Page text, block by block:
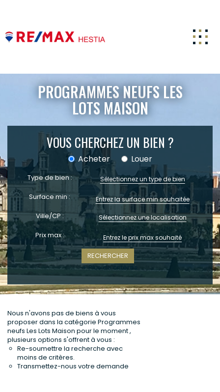
ACCUEIL
ACHETER
ESTIMATION
LOUER
FAIRE GÉRER
CARRIERE
NOTRE AGENCE
ACTUALITÉS
CONTACT
PROGRAMMES NEUFS LES
LOTS MAISON
VOUS CHERCHEZ UN BIEN ?
Acheter Louer
Type de bien : Sélectionnez un type de bien
Surface min :
Ville/CP : Sélectionnez une localisation
Prix max :
+ Plus de critères
Nous n'avons pas de biens à vous
proposer dans la catégorie Programmes
neufs Les Lots Maison pour le moment ,
plusieurs options s'offrent à vous :
Re-soumettre la recherche avec
moins de critères.
Transmettez-nous votre demande